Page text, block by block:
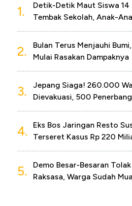
1.
Detik-Detik Maut Siswa 14
Tembak Sekolah, Anak-
2.
Bulan Terus Menjauhi
Mulai Rasakan Dampaknya
3.
Jepang Siaga! 260.000
Dievakuasi, 500
4.
Eks Bos Jaringan Resto
Terseret Kasus Rp 220
5.
Demo Besar-Besaran
Raksasa, Warga Sudah